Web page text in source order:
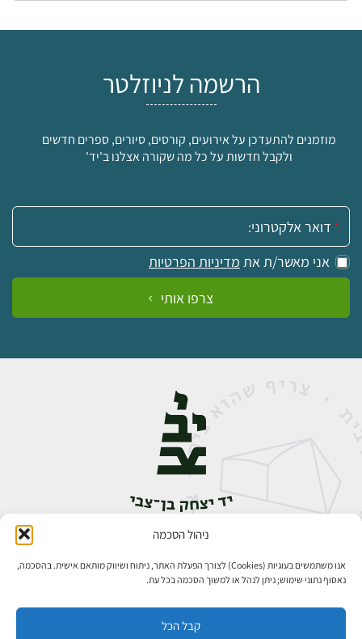
ניהול הסכמה
אנו משתמשים בעוגיות (Cookies) לצורך הפעלת האתר, ניתוח ושיווק מותאם אישית. בהסכמה,
נאסוף נתוני שימוש; ניתן לנהל או למשוך הסכמה בכל עת.
קבל הכל
הרשמה לניוזלטר
מוזמנים להתעדכן על אירועים, קורסים, סיורים, ספרים חדשים
ולקבל חדשות על כל מה שקורה אצלנו ב'יד'
אימייל:
אני מאשר/ת את מדיניות הפרטיות
צרפו אותי
אבן גבירול 14, רחביה, ירושלים